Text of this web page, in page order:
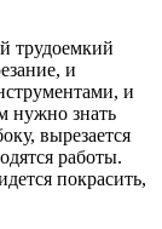
трудоемкий
и
и
нужно знать
вырезается
работы.
покрасить,